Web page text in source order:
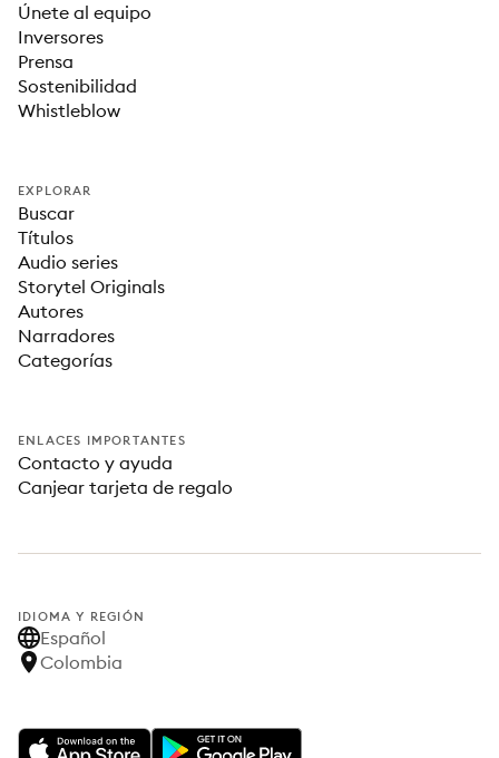
Únete al equipo
Inversores
Prensa
Sostenibilidad
Whistleblow
EXPLORAR
Buscar
Títulos
Audio series
Storytel Originals
Autores
Narradores
Categorías
ENLACES IMPORTANTES
Contacto y ayuda
Canjear tarjeta de regalo
IDIOMA Y REGIÓN
Español
Colombia